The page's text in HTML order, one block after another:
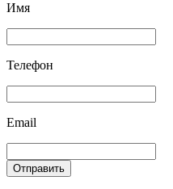
Имя
Телефон
Email
Отправить